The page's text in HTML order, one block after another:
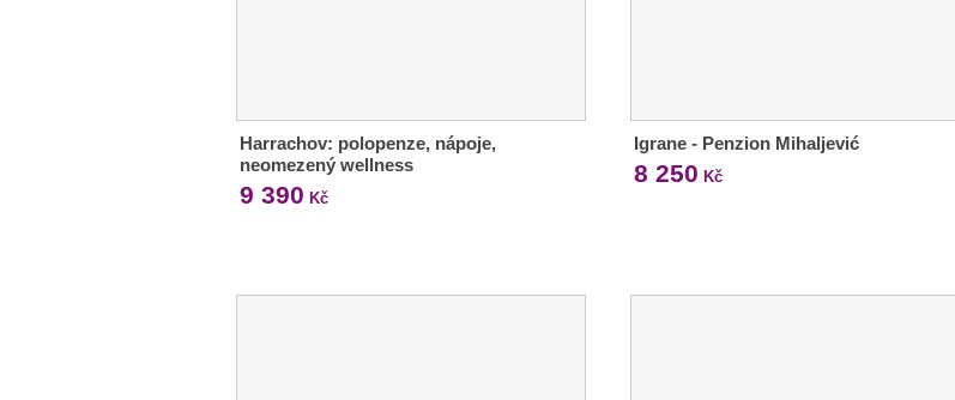
Harrachov: polopenze, nápoje,
neomezený wellness
9 390 Kč
Igrane - Penzion Mihaljević
8 250 Kč